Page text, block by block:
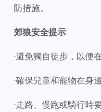
防措施。
郊狼安全提示
·避免獨自徒步，以便
·確保兒童和寵物在身
·走路、慢跑或騎行時